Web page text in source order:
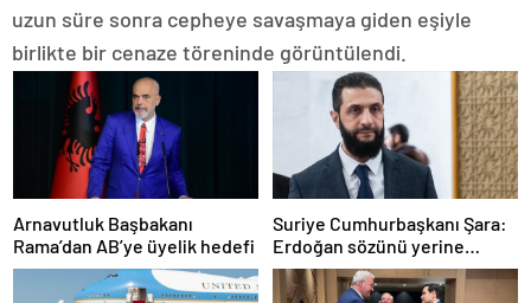
uzun süre sonra cepheye savaşmaya giden eşiyle
birlikte bir cenaze töreninde görüntülendi.
Arnavutluk Başbakanı
Rama’dan AB’ye üyelik hedefi
Suriye Cumhurbaşkanı Şara:
Erdoğan sözünü yerine
getirdi. Trump’a da çok
teşekkür ederim